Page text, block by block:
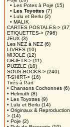
• Les Potes à Poje (15)
• Les Toyottes (7)
• Lulu et Berlu (2)
• MALIK
CARTES POSTALES->
ETIQUETTES-> (796)
JEUX (3)
Les NEZ à NEZ (6)
LIVRES (10)
MIJOLE (12)
OBJETS-> (11)
PUZZLE (18)
SOUS-BOCKS-> (240)
T-SHIRT-> (16)
Tirés à Part
• Chansons Cochonnes (6)
• Helmuth (8)
• Les Toyottes (9)
• Lulu et Berlu (14)
• Originaux &
> (14)
• Poje (2)